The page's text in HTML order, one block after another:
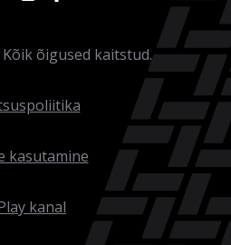
Kõik õigused kaitstud.
kasutamine
kanal